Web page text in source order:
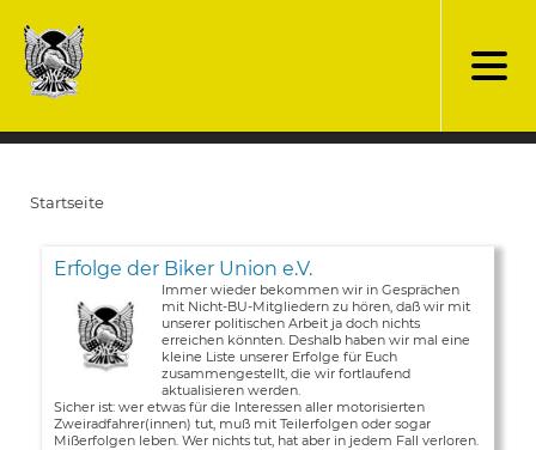
zum
Inhalt
Startseite
Erfolge der Biker Union e.V.
Immer wieder bekommen wir in Gesprächen
mit Nicht-BU-Mitgliedern zu hören, daß wir mit
unserer politischen Arbeit ja doch nichts
erreichen könnten. Deshalb haben wir mal eine
kleine Liste unserer Erfolge für Euch
zusammengestellt, die wir fortlaufend
aktualisieren werden.
Sicher ist: wer etwas für die Interessen aller motorisierten
Zweiradfahrer(innen) tut, muß mit Teilerfolgen oder sogar
Mißerfolgen leben. Wer nichts tut, hat aber in jedem Fall verloren.